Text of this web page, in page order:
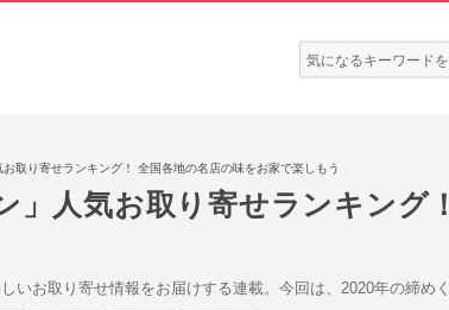
検
索:
取り寄せランキング！ 全国各地の名店の味をお家で楽しもう
」人気お取り寄せランキング
いお取り寄せ情報をお届けする連載。今回は、2020年の締め